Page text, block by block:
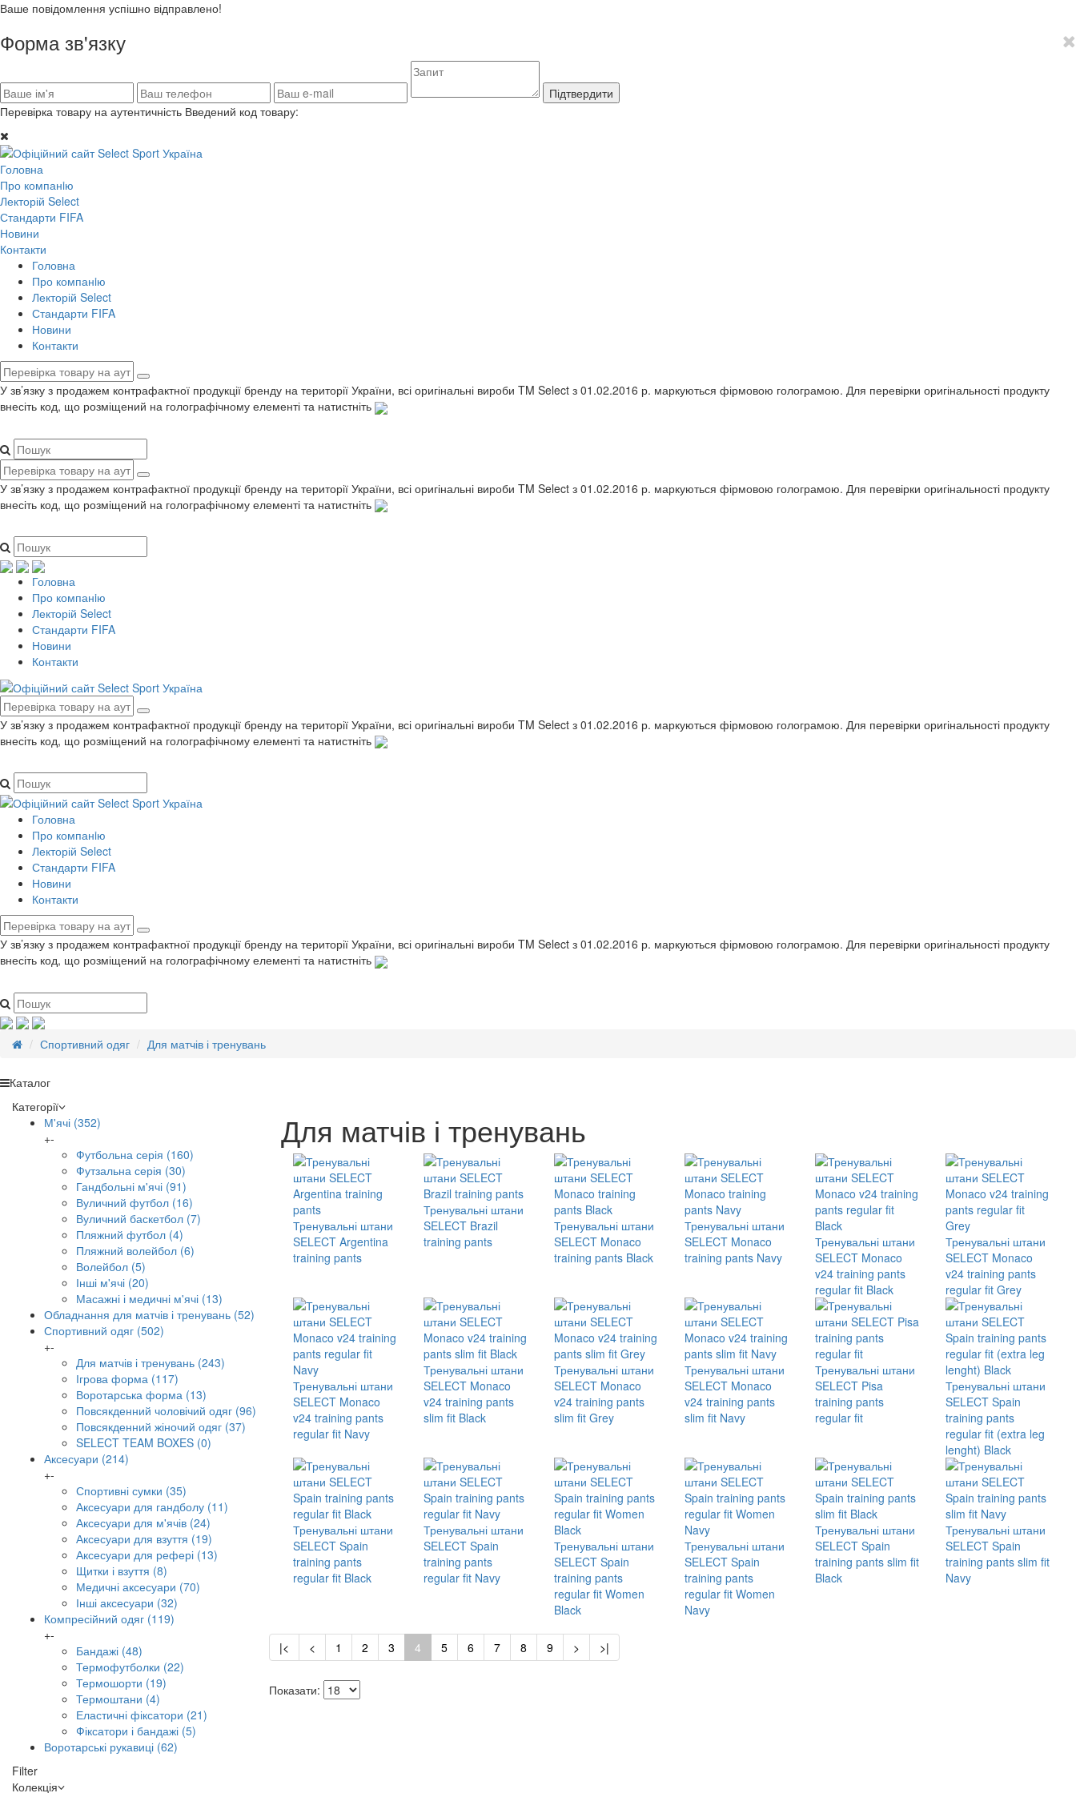
Ваше повідомлення успішно відправлено!
Форма зв'язку
Підтвердити
Перевірка товару на аутентичність Введений код товару:
Головна
Про компанiю
Лекторій Select
Стандарти FIFA
Новини
Контакти
Головна
Про компанiю
Лекторій Select
Стандарти FIFA
Новини
Контакти
У зв’язку з продажем контрафактної продукції бренду на території України, всі оригінальні вироби TM Select з 01.02.2016 р. маркуються фірмовою голограмою. Для перевірки оригінальності продукту
внесіть код, що розміщений на голографічному елементі та натистніть
У зв’язку з продажем контрафактної продукції бренду на території України, всі оригінальні вироби TM Select з 01.02.2016 р. маркуються фірмовою голограмою. Для перевірки оригінальності продукту
внесіть код, що розміщений на голографічному елементі та натистніть
Головна
Про компанiю
Лекторій Select
Стандарти FIFA
Новини
Контакти
У зв’язку з продажем контрафактної продукції бренду на території України, всі оригінальні вироби TM Select з 01.02.2016 р. маркуються фірмовою голограмою. Для перевірки оригінальності продукту
внесіть код, що розміщений на голографічному елементі та натистніть
Головна
Про компанiю
Лекторій Select
Стандарти FIFA
Новини
Контакти
У зв’язку з продажем контрафактної продукції бренду на території України, всі оригінальні вироби TM Select з 01.02.2016 р. маркуються фірмовою голограмою. Для перевірки оригінальності продукту
внесіть код, що розміщений на голографічному елементі та натистніть
Спортивний одяг Для матчів і тренувань
Каталог
Категорії
М'ячі (352)
+-
Футбольна серія (160)
Футзальна серія (30)
Гандбольні м'ячі (91)
Вуличний футбол (16)
Вуличний баскетбол (7)
Пляжний футбол (4)
Пляжний волейбол (6)
Волейбол (5)
Інші м'ячі (20)
Масажні і медичні м'ячі (13)
Обладнання для матчів і тренувань (52)
Спортивний одяг (502)
+-
Для матчів і тренувань (243)
Ігрова форма (117)
Воротарська форма (13)
Повсякденний чоловічий одяг (96)
Повсякденний жіночий одяг (37)
SELECT TEAM BOXES (0)
Аксесуари (214)
+-
Спортивні сумки (35)
Аксесуари для гандболу (11)
Аксесуари для м'ячів (24)
Аксесуари для взуття (19)
Аксесуари для рефері (13)
Щитки і взуття (8)
Медичні аксесуари (70)
Інші аксесуари (32)
Компресійний одяг (119)
+-
Бандажі (48)
Термофутболки (22)
Термошорти (19)
Термоштани (4)
Еластичні фіксатори (21)
Фіксатори і бандажі (5)
Воротарські рукавиці (62)
Filter
Колекція
Для матчів і тренувань
Тренувальні штани
SELECT Argentina
training pants
Тренувальні штани
SELECT Brazil
training pants
Тренувальні штани
SELECT Monaco
training pants Black
Тренувальні штани
SELECT Monaco
training pants Navy
Тренувальні штани
SELECT Monaco
v24 training pants
regular fit Black
Тренувальні штани
SELECT Monaco
v24 training pants
regular fit Grey
Тренувальні штани
SELECT Monaco
v24 training pants
regular fit Navy
Тренувальні штани
SELECT Monaco
v24 training pants
slim fit Black
Тренувальні штани
SELECT Monaco
v24 training pants
slim fit Grey
Тренувальні штани
SELECT Monaco
v24 training pants
slim fit Navy
Тренувальні штани
SELECT Pisa
training pants
regular fit
Тренувальні штани
SELECT Spain
training pants
regular fit (extra leg
lenght) Black
Тренувальні штани
SELECT Spain
training pants
regular fit Black
Тренувальні штани
SELECT Spain
training pants
regular fit Navy
Тренувальні штани
SELECT Spain
training pants
regular fit Women
Black
Тренувальні штани
SELECT Spain
training pants
regular fit Women
Navy
Тренувальні штани
SELECT Spain
training pants slim fit
Black
Тренувальні штани
SELECT Spain
training pants slim fit
Navy
|< < 1 2 3 4 5 6 7 8 9 > >|
Показати: